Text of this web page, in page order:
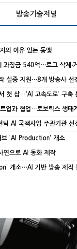
방송기술저널
의 이유 있는 동맹
과징금 540억…로그 삭제‧
실증 지원…8개 방송사 선
첫 삽…‘AI 고속도로’ 구축
업과 협업…로보틱스 생태
AI 국책사업 주관기관 선
‘AI Production’ 개소
연으로 AI 동화 제작
개소…AI 기반 방송 제작